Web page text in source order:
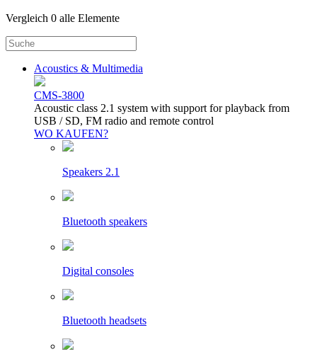
Vergleich 0 alle Elemente
Acoustics & Multimedia
CMS-3800
Acoustic class 2.1 system with support for playback from
USB / SD, FM radio and remote control
WO KAUFEN?
Speakers 2.1
Bluetooth speakers
Digital consoles
Bluetooth headsets